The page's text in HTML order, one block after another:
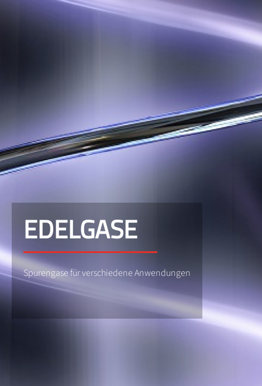
EDELGASE
Spurengase für verschiedene Anwendungen